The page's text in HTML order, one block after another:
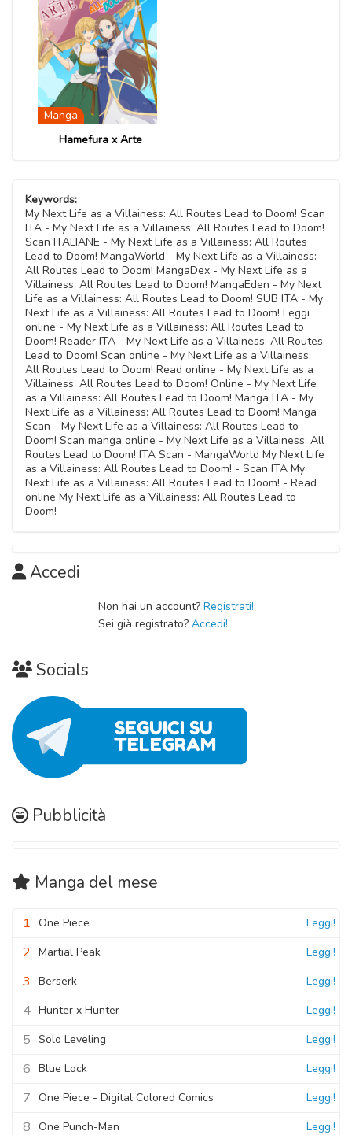
Capitolo 42
Capitolo 28
Capitolo 13
Capitolo 09
Capitolo 08
Capitolo 05
Capitolo 04
Capitolo 03
11 Novembre 2020
Capitolo 01
11 Novembre 2020
Manga
Hamefura x Arte
Keywords:
My Next Life as a Villainess: All Routes Lead to Doom! Scan
ITA - My Next Life as a Villainess: All Routes Lead to Doom!
Scan ITALIANE - My Next Life as a Villainess: All Routes
Lead to Doom! MangaWorld - My Next Life as a Villainess:
All Routes Lead to Doom! MangaDex - My Next Life as a
Villainess: All Routes Lead to Doom! MangaEden - My Next
Life as a Villainess: All Routes Lead to Doom! SUB ITA - My
Next Life as a Villainess: All Routes Lead to Doom! Leggi
online - My Next Life as a Villainess: All Routes Lead to
Doom! Reader ITA - My Next Life as a Villainess: All Routes
Lead to Doom! Scan online - My Next Life as a Villainess:
All Routes Lead to Doom! Read online - My Next Life as a
Villainess: All Routes Lead to Doom! Online - My Next Life
as a Villainess: All Routes Lead to Doom! Manga ITA - My
Next Life as a Villainess: All Routes Lead to Doom! Manga
Scan - My Next Life as a Villainess: All Routes Lead to
Doom! Scan manga online - My Next Life as a Villainess: All
Routes Lead to Doom! ITA Scan - MangaWorld My Next Life
as a Villainess: All Routes Lead to Doom! - Scan ITA My
Next Life as a Villainess: All Routes Lead to Doom! - Read
online My Next Life as a Villainess: All Routes Lead to
Doom!
Accedi
Non hai un account? Registrati!
Sei già registrato? Accedi!
Socials
Pubblicità
Manga del mese
1 One Piece Leggi!
2 Martial Peak Leggi!
3 Berserk Leggi!
4 Hunter x Hunter Leggi!
5 Solo Leveling Leggi!
6 Blue Lock Leggi!
7 One Piece - Digital Colored Comics Leggi!
8 One Punch-Man Leggi!